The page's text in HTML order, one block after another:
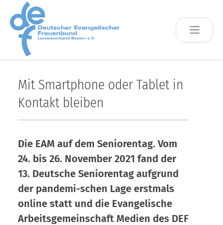
Skip to main content
Mit Smartphone oder Tablet in
Kontakt bleiben
Die EAM auf dem Seniorentag. Vom
24. bis 26. November 2021 fand der
13. Deutsche Seniorentag aufgrund
der pandemi-schen Lage erstmals
online statt und die Evangelische
Arbeitsgemeinschaft Medien des DEF